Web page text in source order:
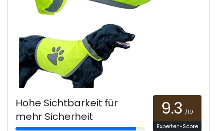
Hohe Sichtbarkeit für
mehr Sicherheit
9.3 /10
Experten-Score